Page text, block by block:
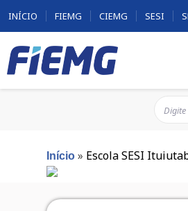
INÍCIO FIEMG CIEMG SESI
Início » Escola SESI